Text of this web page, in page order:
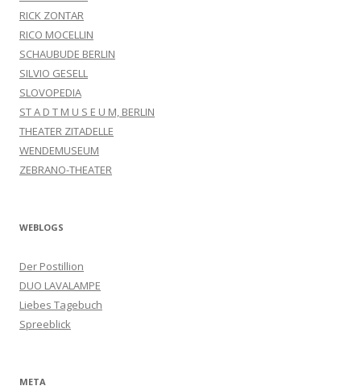
RICK ZONTAR
RICO MOCELLIN
SCHAUBUDE BERLIN
SILVIO GESELL
SLOVOPEDIA
ST A D T M U S E U M, BERLIN
THEATER ZITADELLE
WENDEMUSEUM
ZEBRANO-THEATER
WEBLOGS
Der Postillion
DUO LAVALAMPE
Liebes Tagebuch
Spreeblick
META